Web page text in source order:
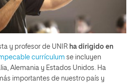
y profesor de UNIR ha dirigido en
currículum se incluyen
Alemania y Estados Unidos. Ha
importantes de nuestro país y